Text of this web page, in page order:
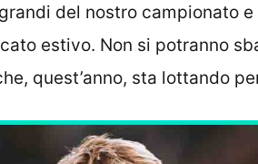
del nostro campionato
estivo. Non si potranno
quest’anno, sta lottando